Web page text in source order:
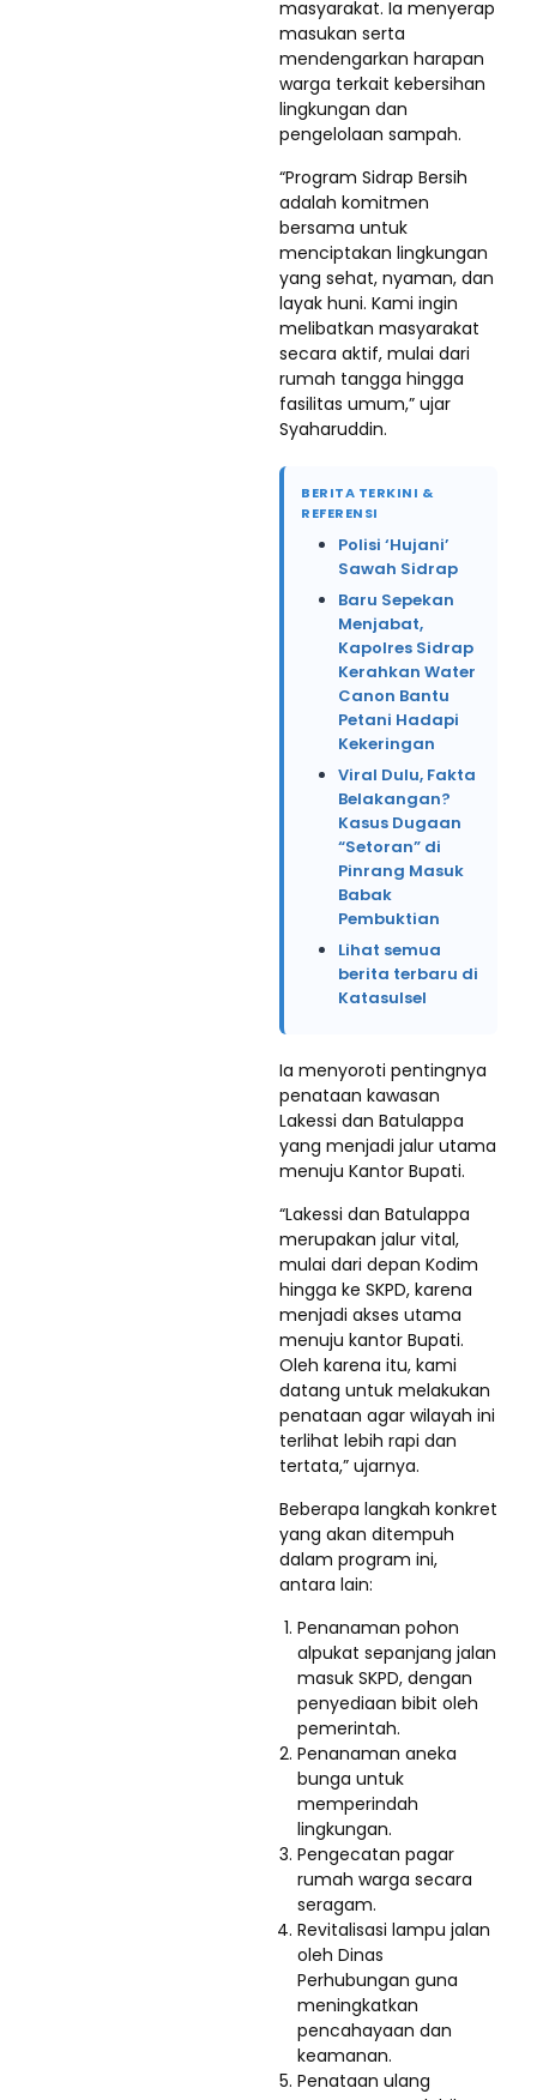
masyarakat. Ia menyerap
masukan serta
mendengarkan harapan
warga terkait kebersihan
lingkungan dan
pengelolaan sampah.
“Program Sidrap Bersih
adalah komitmen
bersama untuk
menciptakan lingkungan
yang sehat, nyaman, dan
layak huni. Kami ingin
melibatkan masyarakat
secara aktif, mulai dari
rumah tangga hingga
fasilitas umum,” ujar
Syaharuddin.
BERITA TERKINI &
REFERENSI
Polisi ‘Hujani’
Sawah Sidrap
Baru Sepekan
Menjabat,
Kapolres Sidrap
Kerahkan Water
Canon Bantu
Petani Hadapi
Kekeringan
Viral Dulu, Fakta
Belakangan?
Kasus Dugaan
“Setoran” di
Pinrang Masuk
Babak
Pembuktian
Lihat semua
berita terbaru di
Katasulsel
Ia menyoroti pentingnya
penataan kawasan
Lakessi dan Batulappa
yang menjadi jalur utama
menuju Kantor Bupati.
“Lakessi dan Batulappa
merupakan jalur vital,
mulai dari depan Kodim
hingga ke SKPD, karena
menjadi akses utama
menuju kantor Bupati.
Oleh karena itu, kami
datang untuk melakukan
penataan agar wilayah ini
terlihat lebih rapi dan
tertata,” ujarnya.
Beberapa langkah konkret
yang akan ditempuh
dalam program ini,
antara lain:
Penanaman pohon
alpukat sepanjang jalan
masuk SKPD, dengan
penyediaan bibit oleh
pemerintah.
Penanaman aneka
bunga untuk
memperindah
lingkungan.
Pengecatan pagar
rumah warga secara
seragam.
Revitalisasi lampu jalan
oleh Dinas
Perhubungan guna
meningkatkan
pencahayaan dan
keamanan.
Penataan ulang